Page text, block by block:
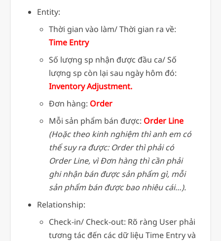
Entity:
Thời gian vào làm/ Thời gian ra về:
Time Entry
Số lượng sp nhận được đầu ca/ Số
lượng sp còn lại sau ngày hôm đó:
Inventory Adjustment.
Đơn hàng: Order
Mỗi sản phẩm bán được: Order Line
(Hoặc theo kinh nghiệm thì anh em có
thể suy ra được: Order thì phải có
Order Line, vì Đơn hàng thì cần phải
ghi nhận bán được sản phẩm gì, mỗi
sản phẩm bán được bao nhiêu cái…).
Relationship:
Check-in/ Check-out: Rõ ràng User phải
tương tác đến các dữ liệu Time Entry và